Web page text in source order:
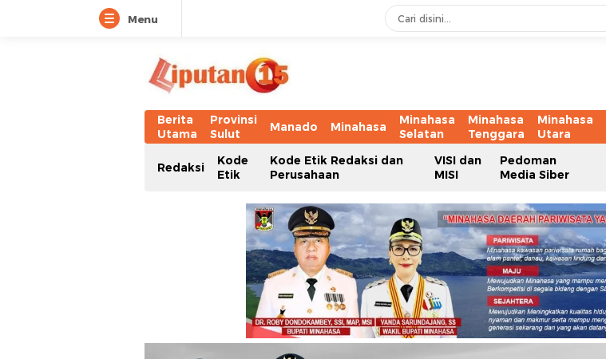
Menu
Berita
Utama
Provinsi
Sulut
Manado Minahasa
Minahasa
Selatan
Minahasa
Tenggara
Minahasa
Utara
Redaksi
Kode
Etik
Kode Etik Redaksi dan
Perusahaan
VISI dan
MISI
Pedoman
Media Siber